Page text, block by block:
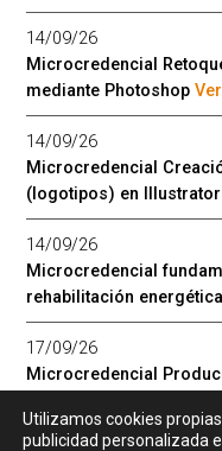
14/09/26
Microcredencial
mediante PhotoshopVer
14/09/26
Microcredencial
(logotipos) en
14/09/26
Microcredencial
rehabilitación
17/09/26
Microcredencial
combustible,
Utilizamos cookies
publicidad personalizada